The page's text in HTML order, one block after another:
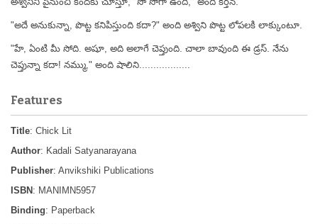
"అదే అనుకున్నా, పొట్ట కనిపిస్తుంది కదా?" అంది అశ్విని పొట్ట లోపలకి లాక్కుంటూ.
"హే, ఏంటి మీ సోది. అషూ, అది అలాగే చెప్తుంది. చాలా బావుంది ఈ డ్రస్. నేను
చెప్తున్నా కదా! నమ్ము," అంది షాలిని..................
Features
Title: Chick Lit
Author: Kadali Satyanarayana
Publisher: Anvikshiki Publications
ISBN : MANIMN5957
Binding: Paperback